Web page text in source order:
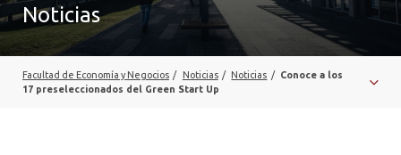
POSTGRADO
EDUCACIÓN EJECUTIVA
Noticias
Facultad de Economía y Negocios / Noticias / Noticias /
Conoce a los
17 preseleccionados del Green Start Up